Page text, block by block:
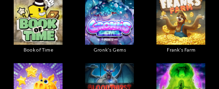
Book of Time Gronk's Gems Frank's Farm